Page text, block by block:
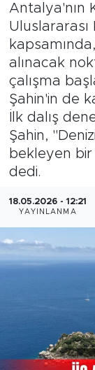
Antalya'nın
Uluslararası
alınacak
çalışma
Şahin'in de
İlk dalış
Şahin,
bekleyen
dedi.
18.05.2026 - 12:21
YAYINLANMA
Magazin
Özel
Politika
Resmi
Sağlık
Spor
Turizm